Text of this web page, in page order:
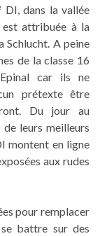
DI, dans la vallée
attribuée à la
Schlucht. A peine
de la classe 16
car ils ne
prétexte être
Du jour au
de leurs meilleurs
montent en ligne
aux rudes
pour remplacer
battre sur des